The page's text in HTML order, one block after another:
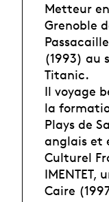
Metteur
Grenoble
(1993) au
Titanic.
Il voyage
la
Plays de
anglais et
Culturel
IMENTET,
Caire